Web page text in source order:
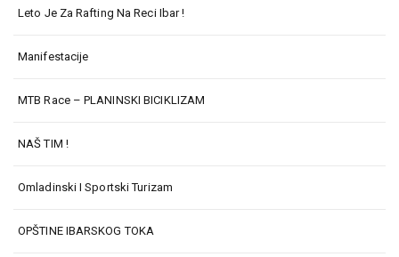
Leto Je Za Rafting Na Reci Ibar !
Manifestacije
MTB Race – PLANINSKI BICIKLIZAM
NAŠ TIM !
Omladinski I Sportski Turizam
OPŠTINE IBARSKOG TOKA